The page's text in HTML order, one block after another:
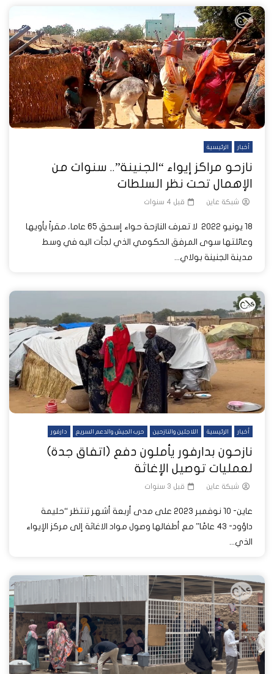
أخبار الرئيسية
نازحو مراكز إيواء “الجنينة”.. سنوات من
الإهمال تحت نظر السلطات
شبكة عاين قبل 4 سنوات
18 يونيو 2022 لا تعرف النازحة حواء إسحق 65 عاما، مقراً يأويها
وعائلتها سوى المرفق الحكومي الذي لجأت اليه في وسط
مدينة الجنينة بولاي...
أخبار الرئيسية اللاجئين والنازحين حرب الجيش والدعم السريع دارفور
نازحون بدارفور يأملون دفع (اتفاق جدة)
لعمليات توصيل الإغاثة
شبكة عاين قبل 3 سنوات
عاين- 10 نوفمبر 2023 على مدى أربعة أشهر تنتظر “حليمة
داؤود- 43 عامًا” مع أطفالها وصول مواد الاغاثة إلى مركز الإيواء
الذي...